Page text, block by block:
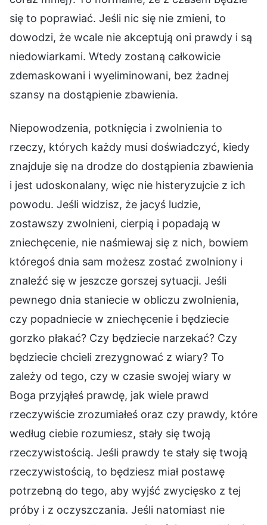
się to poprawiać. Jeśli nic się nie zmieni, to
dowodzi, że wcale nie akceptują oni prawdy i są
niedowiarkami. Wtedy zostaną całkowicie
zdemaskowani i wyeliminowani, bez żadnej
szansy na dostąpienie zbawienia.
Niepowodzenia, potknięcia i zwolnienia to
rzeczy, których każdy musi doświadczyć, kiedy
znajduje się na drodze do dostąpienia zbawienia
i jest udoskonalany, więc nie histeryzujcie z ich
powodu. Jeśli widzisz, że jacyś ludzie,
zostawszy zwolnieni, cierpią i popadają w
zniechęcenie, nie naśmiewaj się z nich, bowiem
któregoś dnia sam możesz zostać zwolniony i
znaleźć się w jeszcze gorszej sytuacji. Jeśli
pewnego dnia staniecie w obliczu zwolnienia,
czy popadniecie w zniechęcenie i będziecie
gorzko płakać? Czy będziecie narzekać? Czy
będziecie chcieli zrezygnować z wiary? To
zależy od tego, czy w czasie swojej wiary w
Boga przyjąłeś prawdę, jak wiele prawd
rzeczywiście zrozumiałeś oraz czy prawdy, które
według ciebie rozumiesz, stały się twoją
rzeczywistością. Jeśli prawdy te stały się twoją
rzeczywistością, to będziesz miał postawę
potrzebną do tego, aby wyjść zwycięsko z tej
próby i z oczyszczania. Jeśli natomiast nie